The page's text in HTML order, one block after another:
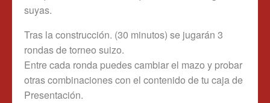
suyas.
Tras la construcción. (30 minutos) se jugarán 3
rondas de torneo suizo.
Entre cada ronda puedes cambiar el mazo y probar
otras combinaciones con el contenido de tu caja de
Presentación.